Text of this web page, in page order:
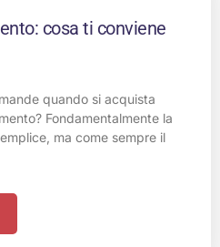
cosa ti conviene
quando si acquista
Fondamentalmente la
ma come sempre il